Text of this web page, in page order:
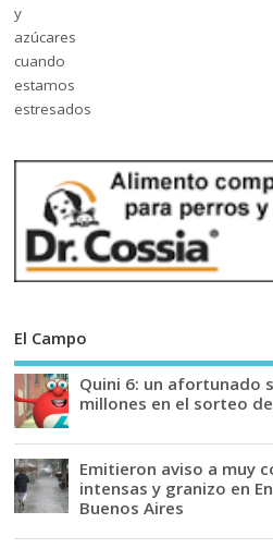
El Campo
Quini 6: un afortunado
millones en el sorteo
Emitieron aviso a muy
intensas y granizo en
Buenos Aires